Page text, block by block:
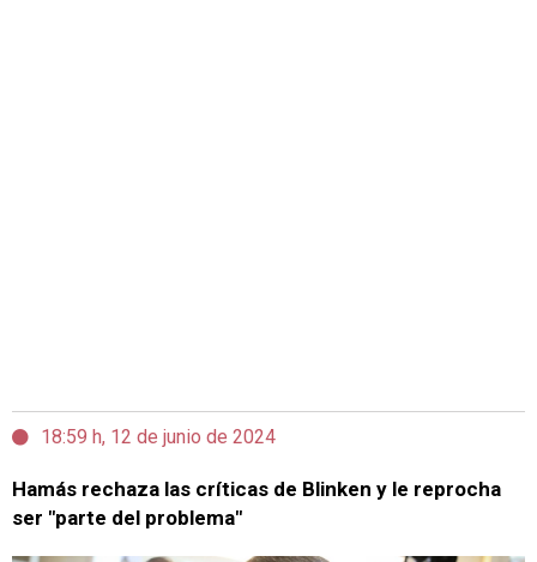
18:59 h, 12 de junio de 2024
Hamás rechaza las críticas de Blinken y le reprocha
ser "parte del problema"